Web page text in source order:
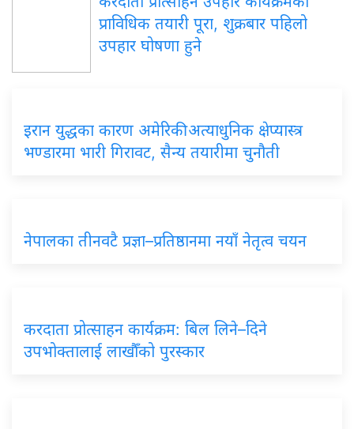
प्राविधिक तयारी पूरा, शुक्रबार पहिलो
उपहार घोषणा हुने
इरान युद्धका कारण अमेरिकी अत्याधुनिक क्षेप्यास्त्र
भण्डारमा भारी गिरावट, सैन्य तयारीमा चुनौती
नेपालका तीनवटै प्रज्ञा–प्रतिष्ठानमा नयाँ नेतृत्व चयन
करदाता प्रोत्साहन कार्यक्रम: बिल लिने–दिने
उपभोक्तालाई लाखौँको पुरस्कार